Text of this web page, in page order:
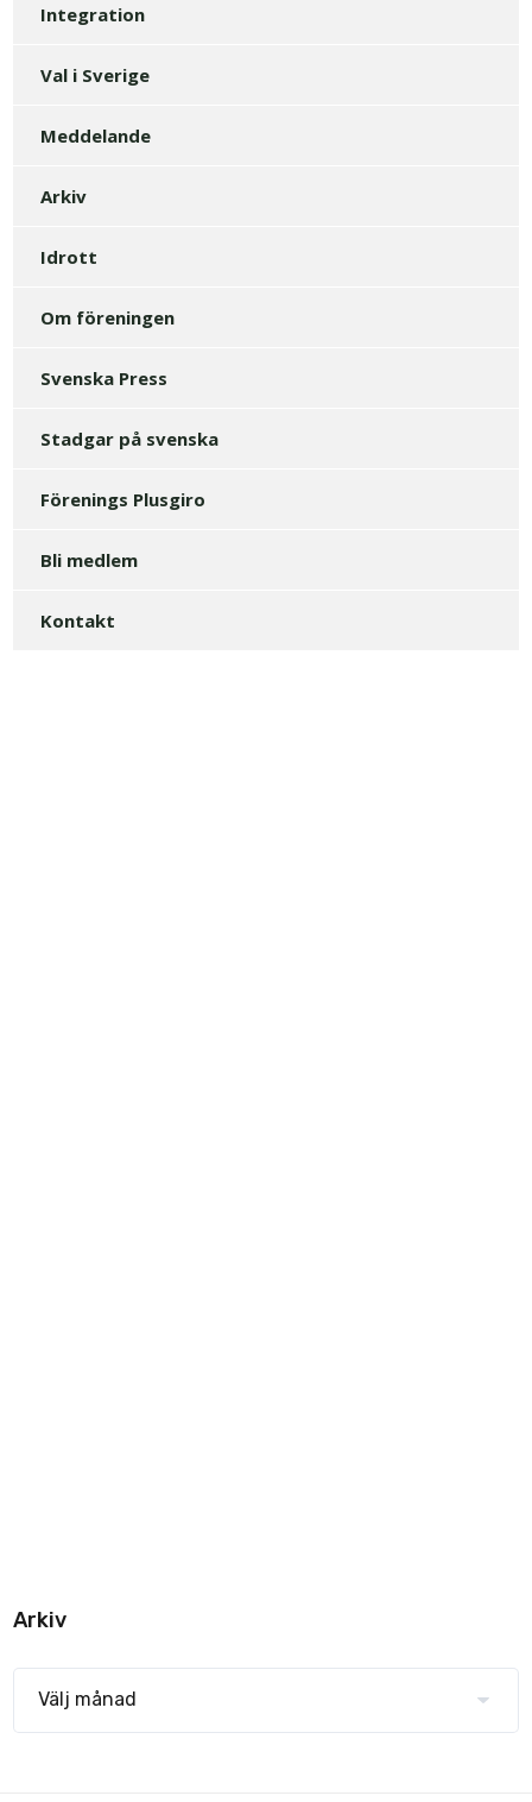
Integration
Val i Sverige
Meddelande
Arkiv
Idrott
Om föreningen
Svenska Press
Stadgar på svenska
Förenings Plusgiro
Bli medlem
Kontakt
Arkiv